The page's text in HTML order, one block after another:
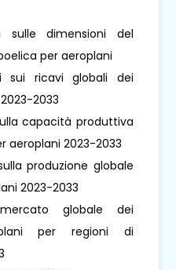
sulle dimensioni del
per aeroplani
sui ricavi globali dei
2033
capacità produttiva
aeroplani 2023-2033
produzione globale
2023-2033
globale dei
per regioni di